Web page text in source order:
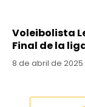
Voleibolista
Final de la
8 de abril de 2025